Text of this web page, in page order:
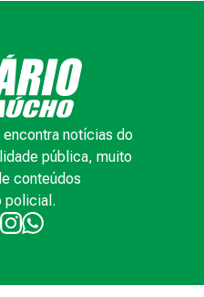
encontra notícias do
pública, muito
conteúdos
policial.